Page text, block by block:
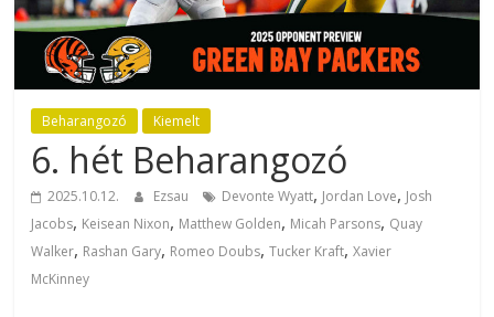
Beharangozó Kiemelt
6. hét Beharangozó
2025.10.12. Ezsau Devonte Wyatt, Jordan Love, Josh
Jacobs, Keisean Nixon, Matthew Golden, Micah Parsons, Quay
Walker, Rashan Gary, Romeo Doubs,Tucker Kraft,Xavier
McKinney